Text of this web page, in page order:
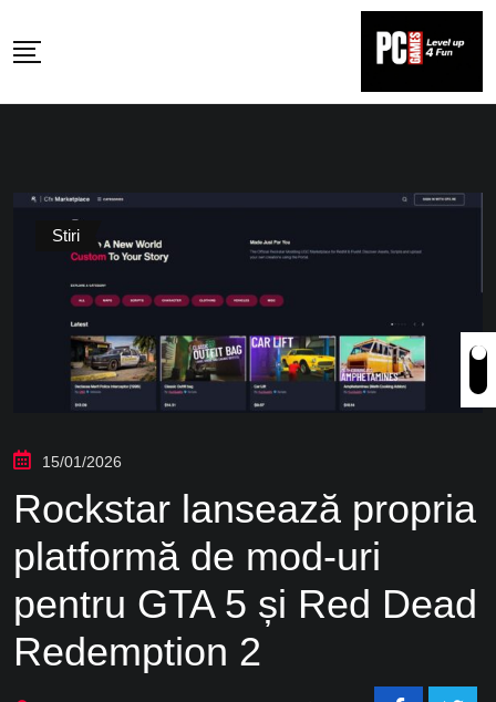
to
Stiri
15/01/2026
Rockstar lansează propria
platformă de mod-uri
pentru GTA 5 și Red Dead
Redemption 2